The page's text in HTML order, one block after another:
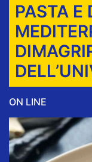
PASTA E
ON LINE